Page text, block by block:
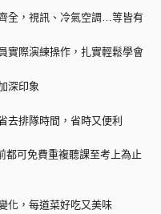
全，視訊、冷氣空調…等皆有
實際演練操作，扎實輕鬆學會
深印象
去排隊時間，省時又便利
都可免費重複聽課至考上為止
化，每道菜好吃又美味